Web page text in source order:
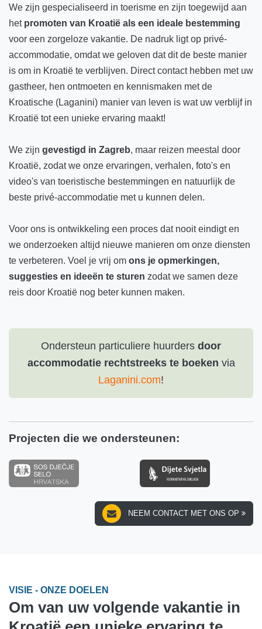
We zijn gespecialiseerd in toerisme en zijn toegewijd aan
het promoten van Kroatië als een ideale bestemming
voor een zorgeloze vakantie. De nadruk ligt op privé-
accommodatie, omdat we geloven dat dit de beste manier
is om in Kroatië te verblijven. Direct contact hebben met uw
gastheer, hen ontmoeten en kennismaken met de
Kroatische (Laganini) manier van leven is wat uw verblijf in
Kroatië tot een unieke ervaring maakt!
We zijn gevestigd in Zagreb, maar reizen meestal door
Kroatië, zodat we onze ervaringen, verhalen, foto's en
video's van toeristische bestemmingen en natuurlijk de
beste privé-accommodatie met u kunnen delen.
Voor ons is ontwikkeling een proces dat nooit eindigt en
we onderzoeken altijd nieuwe manieren om onze diensten
te verbeteren. Voel je vrij om ons je opmerkingen,
suggesties en ideeën te sturen zodat we samen deze
reis door Kroatië nog beter kunnen maken.
Ondersteun particuliere huurders door
accommodatie rechtstreeks te boeken via
Laganini.com!
Projecten die we ondersteunen:
NEEM CONTACT MET ONS OP
VISIE - ONZE DOELEN
Om van uw volgende vakantie in